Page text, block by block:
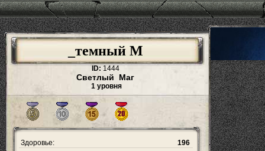
_темный М
ID: 1444
Светлый Маг
1 уровня
Здоровье:
196